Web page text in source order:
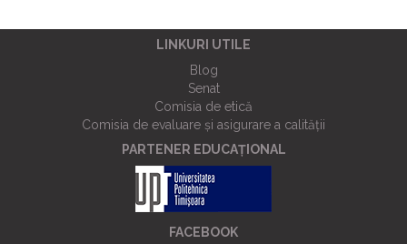
LINKURI UTILE
Blog
Senat
Comisia de etică
Comisia de evaluare și asigurare a calității
PARTENER EDUCAȚIONAL
FACEBOOK